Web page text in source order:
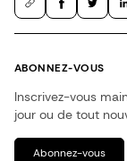
ABONNEZ-VOUS
Inscrivez-vous
jour ou de tout
Abonnez-vous